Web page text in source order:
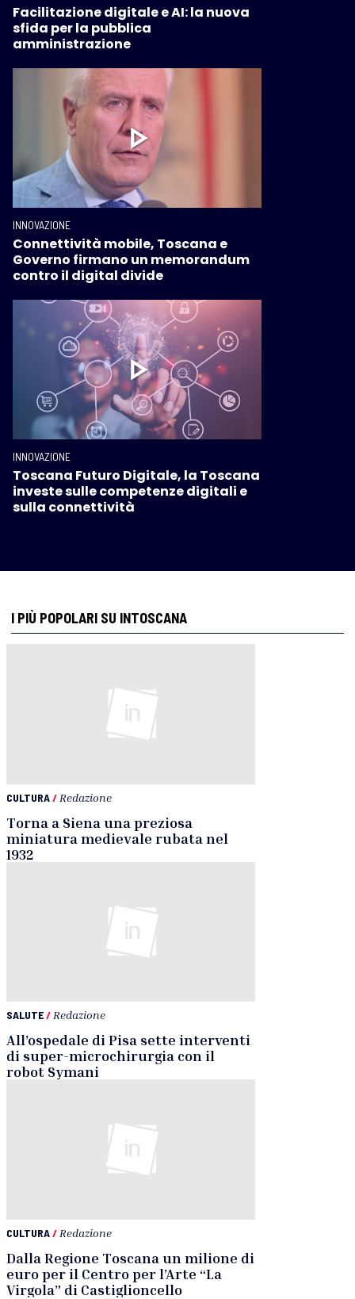
Facilitazione digitale e AI: la nuova
sfida per la pubblica
amministrazione
INNOVAZIONE
Connettività mobile, Toscana e
Governo firmano un memorandum
contro il digital divide
INNOVAZIONE
Toscana Futuro Digitale, la Toscana
investe sulle competenze digitali e
sulla connettività
I PIÙ POPOLARI SU INTOSCANA
CULTURA/ Redazione
Torna a Siena una preziosa
miniatura medievale rubata nel
1932
SALUTE/ Redazione
All’ospedale di Pisa sette interventi
di super-microchirurgia con il
robot Symani
CULTURA/ Redazione
Dalla Regione Toscana un milione di
euro per il Centro per l’Arte “La
Virgola” di Castiglioncello